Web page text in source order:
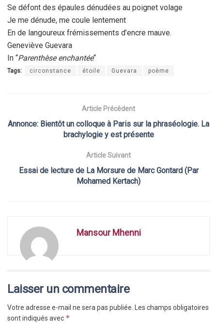
Se défont des épaules dénudées au poignet volage
Je me dénude, me coule lentement
En de langoureux frémissements d’encre mauve.
Geneviève Guevara
In “Parenthèse enchantée“
Tags: circonstance étoile Guevara poème
Article Précèdent
Annonce: Bientôt un colloque à Paris sur la phraséologie. La
brachylogie y est présente
Article Suivant
Essai de lecture de La Morsure de Marc Gontard (Par
Mohamed Kertach)
Mansour Mhenni
Laisser un commentaire
Votre adresse e-mail ne sera pas publiée.
Les champs obligatoires
sont indiqués avec *